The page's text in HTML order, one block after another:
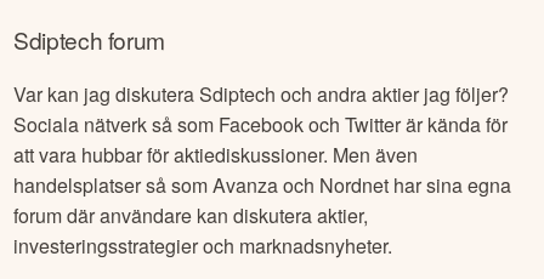
Sdiptechforum
Var kan jag diskuteraSdiptech och andra aktier jag följer?
Sociala nätverk så som Facebook och Twitter är kända för
att vara hubbar för aktiediskussioner. Men även
handelsplatser så som Avanza och Nordnet har sina egna
forum där användare kan diskutera aktier,
investeringsstrategier och marknadsnyheter.